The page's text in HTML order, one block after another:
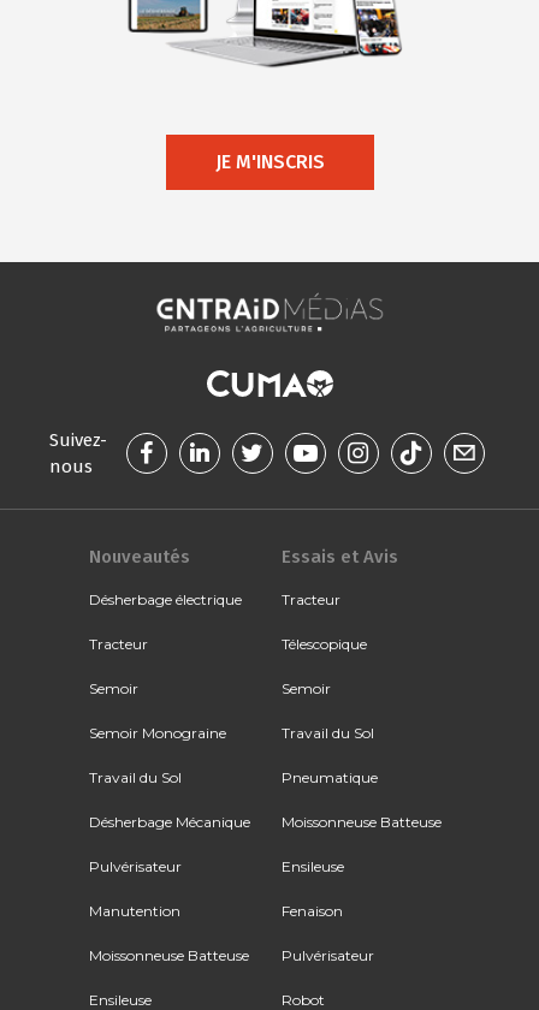
JE M'INSCRIS
Suivez-
nous
Nouveautés
Désherbage électrique
Tracteur
Semoir
Semoir Monograine
Travail du Sol
Désherbage Mécanique
Pulvérisateur
Manutention
Moissonneuse Batteuse
Ensileuse
Essais et Avis
Tracteur
Télescopique
Semoir
Travail du Sol
Pneumatique
Moissonneuse Batteuse
Ensileuse
Fenaison
Pulvérisateur
Robot